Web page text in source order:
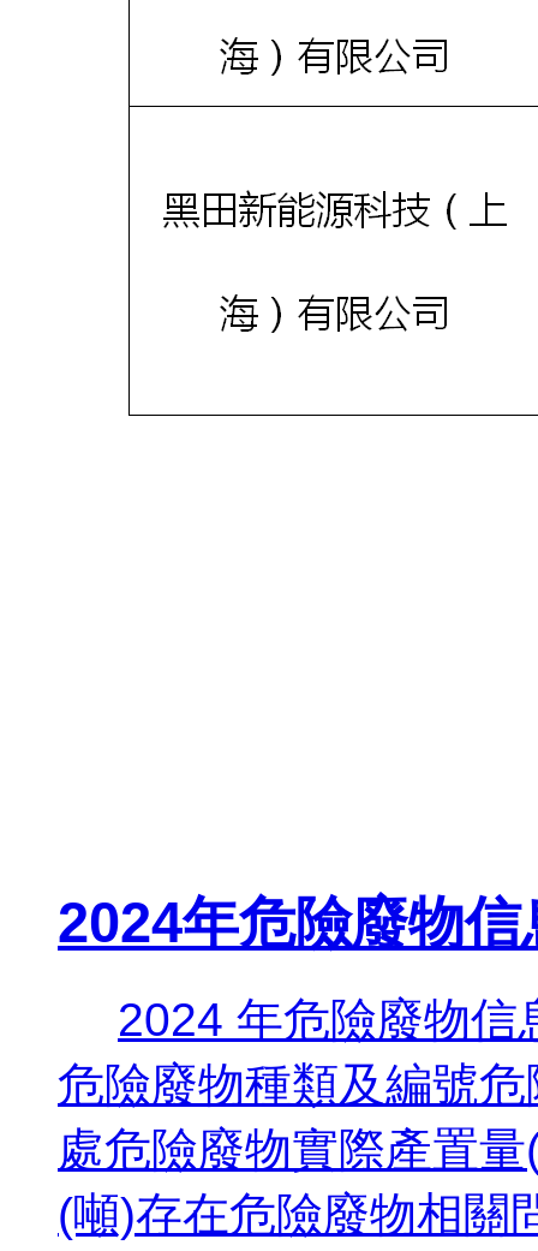
2024年危險廢物信
2024 年危險廢物信
危險廢物種類及編號
處危險廢物實際產置
(噸)存在危險廢物相關